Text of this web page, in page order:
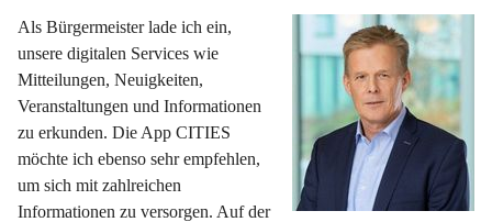
Als Bürgermeister lade ich ein,
unsere digitalen Services wie
Mitteilungen, Neuigkeiten,
Veranstaltungen und Informationen
zu erkunden. Die App CITIES
möchte ich ebenso sehr empfehlen,
um sich mit zahlreichen
Informationen zu versorgen. Auf der